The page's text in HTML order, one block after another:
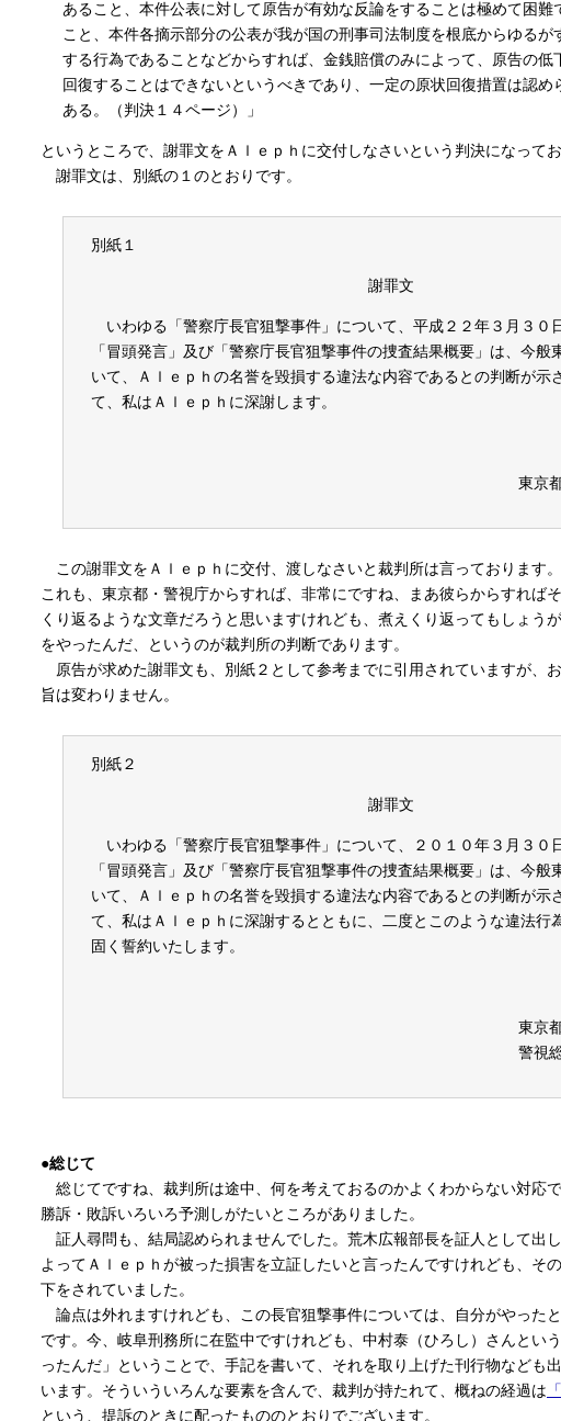
あること、本件公表に対して原告が有効な反論をすることは極めて困難
こと、本件各摘示部分の公表が我が国の刑事司法制度を根底からゆるが
する行為であることなどからすれば、金銭賠償のみによって、原告の低
回復することはできないというべきであり、一定の原状回復措置は認め
ある。（判決１４ページ）」
というところで、謝罪文をＡｌｅｐｈに交付しなさいという判決になってお
謝罪文は、別紙の１のとおりです。
別紙１
謝罪文
いわゆる「警察庁長官狙撃事件」について、平成２２年３月３０
「冒頭発言」及び「警察庁長官狙撃事件の捜査結果概要」は、今般
いて、Ａｌｅｐｈの名誉を毀損する違法な内容であるとの判断が示
て、私はＡｌｅｐｈに深謝します。
平成 年
東京都知事
この謝罪文をＡｌｅｐｈに交付、渡しなさいと裁判所は言っております。
これも、東京都・警視庁からすれば、非常にですね、まあ彼らからすれば
くり返るような文章だろうと思いますけれども、煮えくり返ってもしょう
をやったんだ、というのが裁判所の判断であります。
原告が求めた謝罪文も、別紙２として参考までに引用されていますが、
旨は変わりません。
別紙２
謝罪文
いわゆる「警察庁長官狙撃事件」について、２０１０年３月３０
「冒頭発言」及び「警察庁長官狙撃事件の捜査結果概要」は、今般
いて、Ａｌｅｐｈの名誉を毀損する違法な内容であるとの判断が示
て、私はＡｌｅｐｈに深謝するとともに、二度とこのような違法行
固く誓約いたします。
年
東京都知事
警
●総じて
総じてですね、裁判所は途中、何を考えておるのかよくわからない対応
勝訴・敗訴いろいろ予測しがたいところがありました。
証人尋問も、結局認められませんでした。荒木広報部長を証人として出
よってＡｌｅｐｈが被った損害を立証したいと言ったんですけれども、そ
下をされていました。
論点は外れますけれども、この長官狙撃事件については、自分がやった
です。今、岐阜刑務所に在監中ですけれども、中村泰（ひろし）さんとい
ったんだ」ということで、手記を書いて、それを取り上げた刊行物なども
います。そういういろんな要素を含んで、裁判が持たれて、概ねの経過は
という、提訴のときに配ったもののとおりでございます。